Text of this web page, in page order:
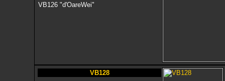
VB126 "d'OareWei"
VB128